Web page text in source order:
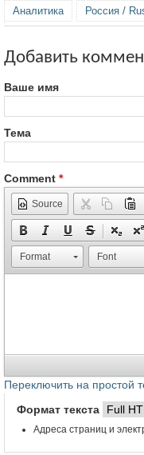
Аналитика Россия /
Добавить
Ваше имя
Тема
Comment *
Source
Format Font
Переключить на простой
Формат текста
Адреса страниц и